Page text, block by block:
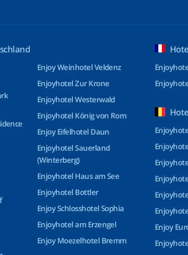
Enjoy Weinhotel Veldenz
Enjoyhotel Zur Krone
Enjoyhotel Westerwald
Enjoyhotel König von Rom
Enjoy Eifelhotel Daun
Enjoyhotel Sauerland
(Winterberg)
Enjoyhotel Haus am See
Enjoyhotel Bottler
Enjoy Schlosshotel Sophia
Enjoyhotel am Erzengel
Enjoy Moezelhotel Bremm
Enjoy